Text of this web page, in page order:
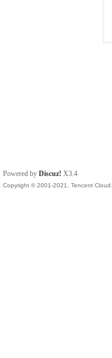
Powered by Discuz! X3.4
Copyright © 2001-2021, Tencent Cloud.